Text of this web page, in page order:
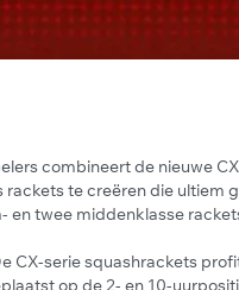
combineert de nieuwe
te creëren die ultiem
twee middenklasse
CX-serie squashrackets
op de 2- en 10-